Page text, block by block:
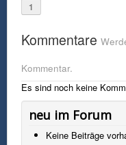
1
Kommentare
Kommentar.
Es sind noch keine
neu im Forum
Keine Beiträge